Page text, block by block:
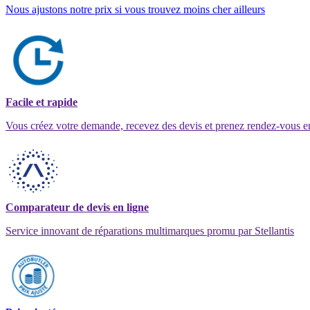
Nous ajustons notre prix si vous trouvez moins cher ailleurs
Facile et rapide
Vous créez votre demande, recevez des devis et prenez rendez-vous
Comparateur de devis en ligne
Service innovant de réparations multimarques promu par Stellantis